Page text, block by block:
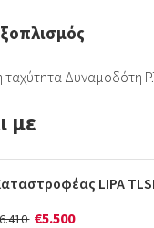
ταχύτητα Δυναμοδότη
με
LIPA
€5.500